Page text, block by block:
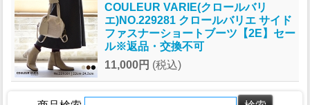
COULEUR VARIE(クロールバリ
エ)NO.229281 クロールバリエ サイド
ファスナーショートブーツ【2E】セー
ル※返品・交換不可
11,000円 (税込)